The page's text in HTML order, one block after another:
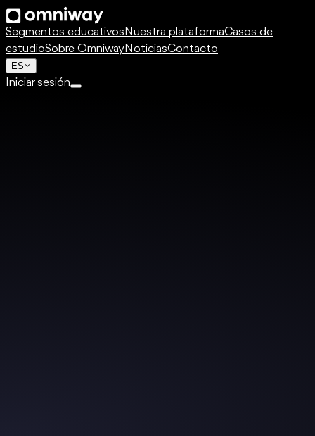
Segmentos educativos Nuestra plataformaCasos de
estudioSobre OmniwayNoticiasContacto
ES
Iniciar sesión